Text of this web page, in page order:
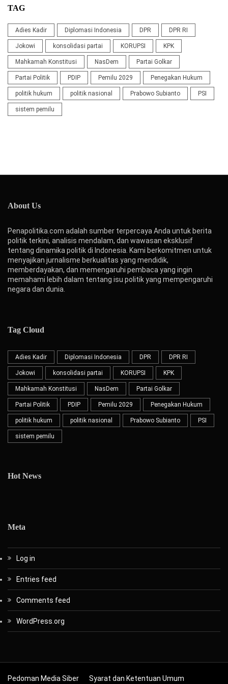
TAG
Adies Kadir Diplomasi Indonesia DPR DPR RI
Jokowi konsolidasi partai KORUPSI KPK
Mahkamah Konstitusi NasDem Partai Golkar
Partai Politik PDIP Pemilu 2029 Penegakan Hukum
politik hukum politik nasional Prabowo Subianto PSI
sistem pemilu
About Us
Penapolitika.com adalah sumber terpercaya Anda untuk berita
politik terkini, analisis mendalam, dan wawasan eksklusif
tentang dinamika politik di Indonesia. Kami berkomitmen untuk
menyajikan jurnalisme berkualitas yang mendidik,
memberdayakan, dan memengaruhi pembaca yang ingin
memahami lebih dalam tentang isu politik yang mempengaruhi
negara dan dunia.
Tag Cloud
Adies Kadir Diplomasi Indonesia DPR DPR RI
Jokowi konsolidasi partai KORUPSI KPK
Mahkamah Konstitusi NasDem Partai Golkar
Partai Politik PDIP Pemilu 2029 Penegakan Hukum
politik hukum politik nasional Prabowo Subianto PSI
sistem pemilu
Hot News
Meta
Log in
Entries feed
Comments feed
WordPress.org
Pedoman Media Siber Syarat dan Ketentuan Umum